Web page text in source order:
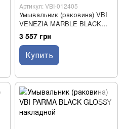
Артикул: VBI-012405
Умывальник (раковина) VBI
VENEZIA MARBLE BLACK
GLOSSY накладной
3 557 грн
Купить